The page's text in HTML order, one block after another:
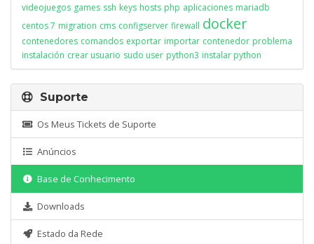
videojuegos games ssh keys hosts php aplicaciones mariadb
centos 7 migration cms configserver firewall docker
contenedores comandos exportar importar contenedor problema
instalación crear usuario sudo user python3 instalar python
Suporte
Os Meus Tickets de Suporte
Anúncios
Base de Conhecimento
Downloads
Estado da Rede